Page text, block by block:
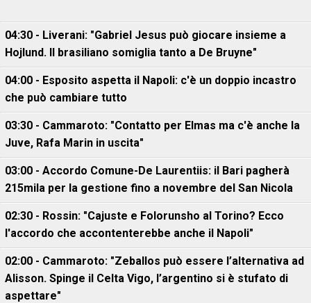
04:30 - Liverani: "Gabriel Jesus può giocare insieme a
Hojlund. Il brasiliano somiglia tanto a De Bruyne"
04:00 - Esposito aspetta il Napoli: c'è un doppio incastro
che può cambiare tutto
03:30 - Cammaroto: "Contatto per Elmas ma c'è anche la
Juve, Rafa Marin in uscita"
03:00 - Accordo Comune-De Laurentiis: il Bari pagherà
215mila per la gestione fino a novembre del San Nicola
02:30 - Rossin: "Cajuste e Folorunsho al Torino? Ecco
l'accordo che accontenterebbe anche il Napoli"
02:00 - Cammaroto: "Zeballos può essere l’alternativa ad
Alisson. Spinge il Celta Vigo, l’argentino si è stufato di
aspettare"